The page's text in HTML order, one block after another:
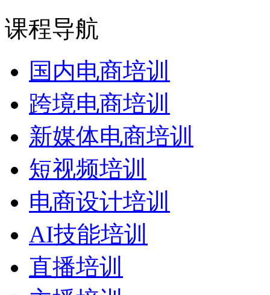
课程导航
国内电商培训
跨境电商培训
新媒体电商培训
短视频培训
电商设计培训
AI技能培训
直播培训